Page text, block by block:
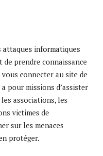
attaques informatiques
prendre connaissance
connecter au site de
pour missions d’assister
associations, les
victimes de
sur les menaces
protéger.